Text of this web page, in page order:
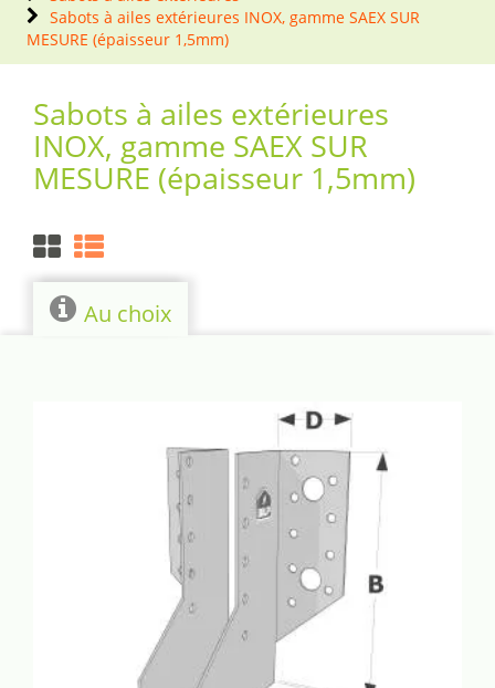
Sabots à ailes extérieures INOX, gamme SAEX SUR
MESURE (épaisseur 1,5mm)
Sabots à ailes extérieures
INOX, gamme SAEX SUR
MESURE (épaisseur 1,5mm)
Au choix